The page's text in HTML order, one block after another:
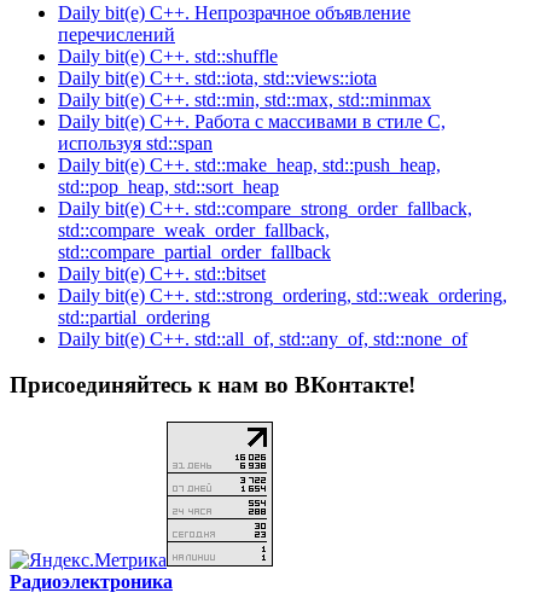
Daily bit(e) C++. Непрозрачное объявление
перечислений
Daily bit(e) C++. std::shuffle
Daily bit(e) C++. std::iota, std::views::iota
Daily bit(e) C++. std::min, std::max, std::minmax
Daily bit(e) C++. Работа с массивами в стиле C,
используя std::span
Daily bit(e) C++. std::make_heap, std::push_heap,
std::pop_heap, std::sort_heap
Daily bit(e) C++. std::compare_strong_order_fallback,
std::compare_weak_order_fallback,
std::compare_partial_order_fallback
Daily bit(e) C++. std::bitset
Daily bit(e) C++. std::strong_ordering, std::weak_ordering,
std::partial_ordering
Daily bit(e) C++. std::all_of, std::any_of, std::none_of
Присоединяйтесь к нам во ВКонтакте!
Радиоэлектроника